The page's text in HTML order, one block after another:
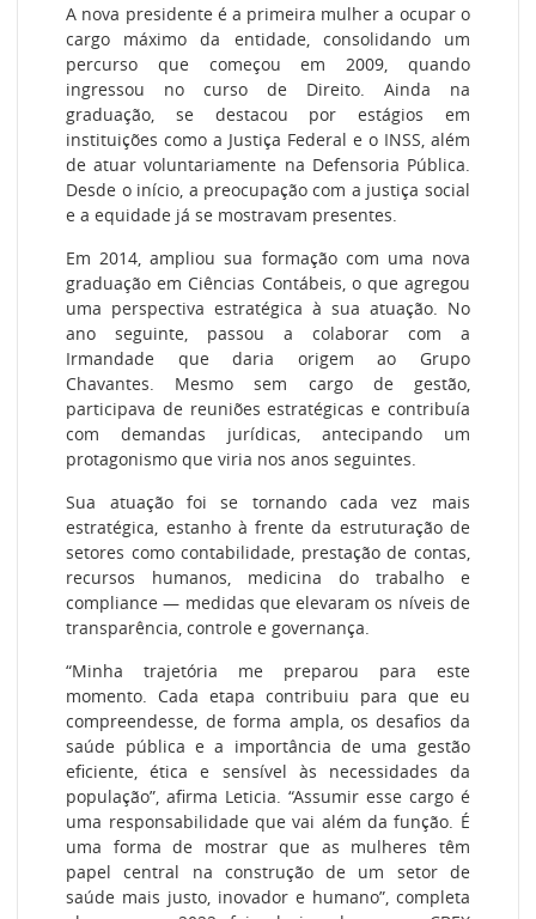
A nova presidente é a primeira mulher a ocupar o
cargo máximo da entidade, consolidando um
percurso que começou em 2009, quando
ingressou no curso de Direito. Ainda na
graduação, se destacou por estágios em
instituições como a Justiça Federal e o INSS, além
de atuar voluntariamente na Defensoria Pública.
Desde o início, a preocupação com a justiça social
e a equidade já se mostravam presentes.
Em 2014, ampliou sua formação com uma nova
graduação em Ciências Contábeis, o que agregou
uma perspectiva estratégica à sua atuação. No
ano seguinte, passou a colaborar com a
Irmandade que daria origem ao Grupo
Chavantes. Mesmo sem cargo de gestão,
participava de reuniões estratégicas e contribuía
com demandas jurídicas, antecipando um
protagonismo que viria nos anos seguintes.
Sua atuação foi se tornando cada vez mais
estratégica, estanho à frente da estruturação de
setores como contabilidade, prestação de contas,
recursos humanos, medicina do trabalho e
compliance — medidas que elevaram os níveis de
transparência, controle e governança.
“Minha trajetória me preparou para este
momento. Cada etapa contribuiu para que eu
compreendesse, de forma ampla, os desafios da
saúde pública e a importância de uma gestão
eficiente, ética e sensível às necessidades da
população”, afirma Leticia. “Assumir esse cargo é
uma responsabilidade que vai além da função. É
uma forma de mostrar que as mulheres têm
papel central na construção de um setor de
saúde mais justo, inovador e humano”, completa